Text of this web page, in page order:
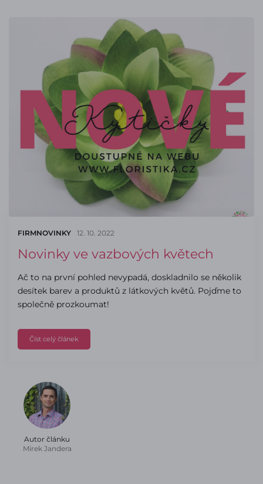
FIRMNOVINKY 12. 10. 2022
Novinky ve vazbových květech
Ač to na první pohled nevypadá, doskladnilo se několik
desítek barev a produktů z látkových květů. Pojďme to
společně prozkoumat!
Číst celý článek
Autor článku
Mirek Jandera